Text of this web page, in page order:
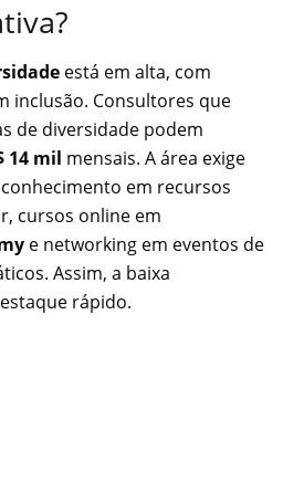
está em alta, com
inclusão. Consultores que
de diversidade podem
14 mil mensais. A área exige
em recursos
cursos online em
e networking em eventos de
Assim, a baixa
rápido.